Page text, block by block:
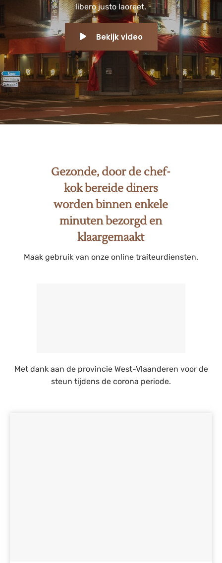
libero justo laoreet.
Bekijk video
Gezonde, door de chef-
kok bereide diners
worden binnen enkele
minuten bezorgd en
klaargemaakt
Maak gebruik van onze online traiteurdiensten.
Met dank aan de provincie West-Vlaanderen voor de
steun tijdens de corona periode.